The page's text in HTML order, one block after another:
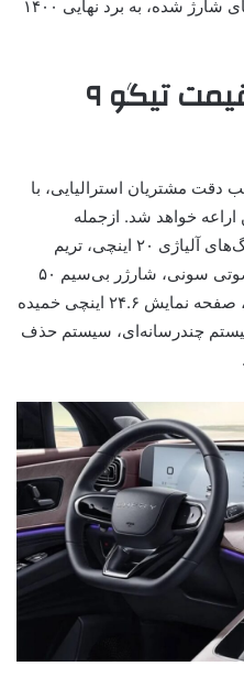
می‌تواند با باک سوخت پر و باتری‌های شارژ شده، به برد نهایی ۱۴۰۰
امکانات داخلی و قیمت تیگو ۹
جلب دقت مشتریان استرالیایی، با
اراعه خواهد شد. ازجمله
تجهیزات این ماشین می‌توان به رینگ‌های آلیاژی ۲۰ اینچی، تریم
داخلی از جنس چرم ناپا، سیستم صوتی سونی، شارژر بی‌سیم ۵۰
واتی، نورپردازی داخلی با ۲۵۶ رنگ، صفحه نمایش ۲۴.۶ اینچی خمیده
چندرسانه‌ای، سیستم حذف